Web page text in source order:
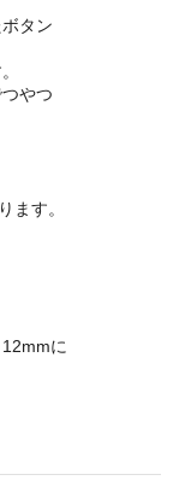
タン
やつ
ます。
に